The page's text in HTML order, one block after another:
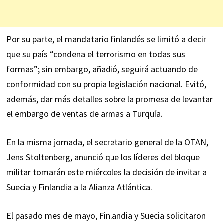
Por su parte, el mandatario finlandés se limitó a decir
que su país “condena el terrorismo en todas sus
formas”; sin embargo, añadió, seguirá actuando de
conformidad con su propia legislación nacional. Evitó,
además, dar más detalles sobre la promesa de levantar
el embargo de ventas de armas a Turquía.
En la misma jornada, el secretario general de la OTAN,
Jens Stoltenberg, anunció que los líderes del bloque
militar tomarán este miércoles la decisión de invitar a
Suecia y Finlandia a la Alianza Atlántica.
El pasado mes de mayo, Finlandia y Suecia solicitaron